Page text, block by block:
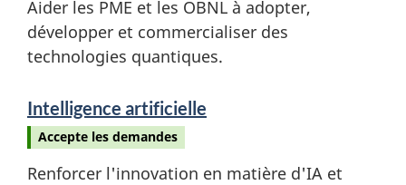
Aider les PME et les OBNL à adopter,
développer et commercialiser des
technologies quantiques.
Intelligence artificielle
Accepte les demandes
Renforcer l'innovation en matière d'IA et